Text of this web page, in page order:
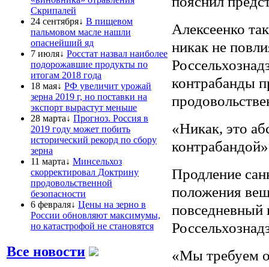
Скрипалей
24 сентября↓ В пищевом
пальмовом масле нашли
опаснейший яд
7 июля↓ Росстат назвал наиболее
подорожавшие продукты по
итогам 2018 года
18 мая↓ РФ увеличит урожай
зерна 2019 г, но поставки на
экспорт вырастут меньше
28 марта↓ Прогноз. Россия в
2019 году может побить
исторический рекорд по сбору
зерна
11 марта↓ Минсельхоз
скорректировал Доктрину
продовольственной
безопасности
6 февраля↓ Цены на зерно в
России обновляют максимумы,
но катастрофой не становятся
Все новости
Алексеенко
никак не
контрабанды
«Никак, это
Продление
положения
повседневный
«Мы требуем